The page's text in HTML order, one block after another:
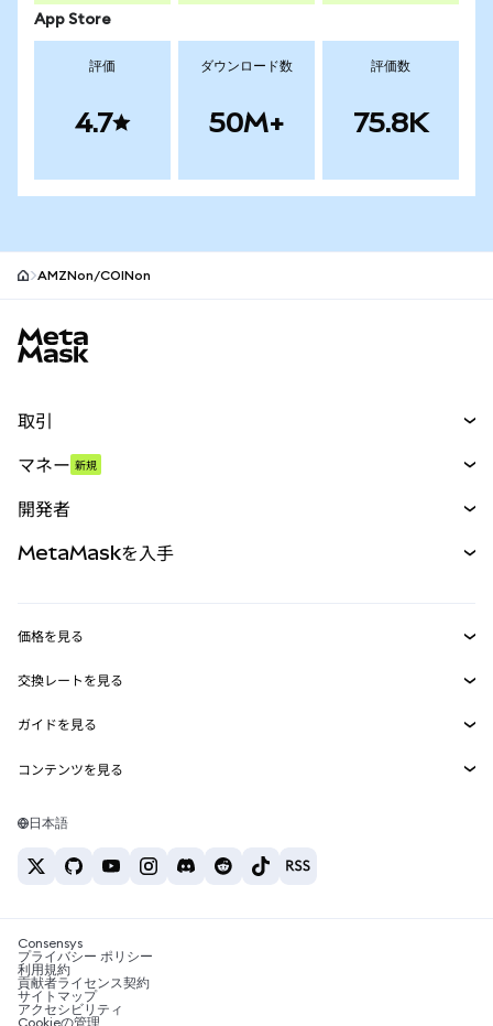
App Store
評価
4.7
ダウンロード数
50M+
評価数
75.8K
AMZNon/COINon
取引
パーペチュアル
RWA
マネー 新規
開発者
MetaMask Connect
Snaps
Web3サービス
MetaMaskを入手
セキュリティ
サポート
キャリア
お問い合わせ
価格を見る
イーサリアムの価格
Solanaの価格
Tetherの価格
交換レートを見る
ETH→USD
USDT→INR
BTC→INR
ETH→USDT
ガイドを見る
ETHの購入
USDTの購入
SHIBの購入
BNBの購入
コンテンツを見る
Solanaウォレット
税制関連ニュース
暗号資産の購入方法は？
ビットコインを売るには？
日本語
Consensys
プライバシー ポリシー
利用規約
貢献者ライセンス契約
サイトマップ
アクセシビリティ
Cookieの管理